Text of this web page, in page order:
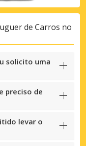
de Carros no
solicito uma
preciso de
levar o